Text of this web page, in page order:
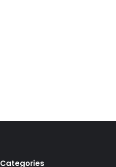
Categories